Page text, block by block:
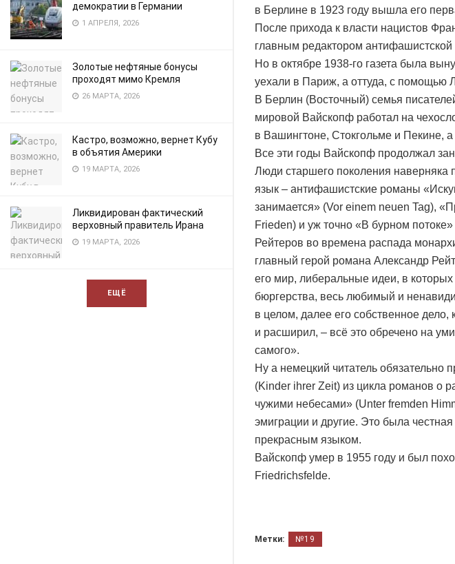
демократии в Германии
1 АПРЕЛЯ, 2026
Золотые нефтяные бонусы
проходят мимо Кремля
26 МАРТА, 2026
Кастро, возможно, вернет Кубу
в объятия Америки
19 МАРТА, 2026
Ликвидирован фактический
верховный правитель Ирана
19 МАРТА, 2026
ЕЩЁ
в Берлине в 1923 году вышла его
После прихода к власти нацистов
главным редактором
Но в октябре 1938-го газета была
уехали в Париж, а оттуда, с помощью
В Берлин (Восточный) семья
мировой Вайскопф работал на
в Вашингтоне, Стокгольме и Пекине,
Все эти годы Вайскопф продолжал
Люди старшего поколения наверняка
язык – антифашистские романы
занимается» (Vor einem neuen Tag),
Frieden) и уж точно «В бурном
Рейтеров во времена распада
главный герой романа Александр
его мир, либеральные идеи, в
бюргерства, весь любимый и
в целом, далее его собственное
и расширил, – всё это обречено на
самого».
Ну а немецкий читатель обязательно
(Kinder ihrer Zeit) из цикла романов о
чужими небесами» (Unter fremden
эмиграции и другие. Это была
прекрасным языком.
Вайскопф умер в 1955 году и был
Friedrichsfelde.
Метки: №19